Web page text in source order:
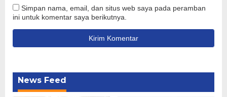
Simpan nama, email, dan situs web saya pada peramban
ini untuk komentar saya berikutnya.
News Feed